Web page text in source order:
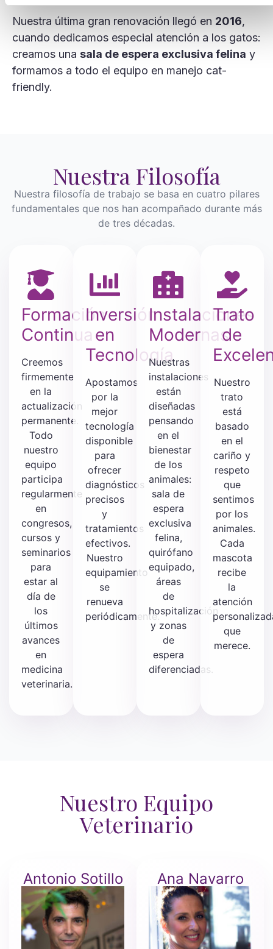
Nuestra última gran renovación llegó en 2016,
cuando dedicamos especial atención a los gatos:
creamos una sala de espera exclusiva felina y
formamos a todo el equipo en manejo cat-
friendly.
Nuestra Filosofía
Nuestra filosofía de trabajo se basa en cuatro pilares
fundamentales que nos han acompañado durante más
de tres décadas.
Formación
Continua
Creemos
firmemente
en la
actualización
permanente.
Todo
nuestro
equipo
participa
regularmente
en
congresos,
cursos y
seminarios
para
estar al
día de
los
últimos
avances
en
medicina
veterinaria.
Inversión
en
Tecnología
Apostamos
por la
mejor
tecnología
disponible
para
ofrecer
diagnósticos
precisos
y
tratamientos
efectivos.
Nuestro
equipamiento
se
renueva
periódicamente.
Instalaciones
Modernas
Nuestras
instalaciones
están
diseñadas
pensando
en el
bienestar
de los
animales:
sala de
espera
exclusiva
felina,
quirófano
equipado,
áreas
de
hospitalización
y zonas
de
espera
diferenciadas.
Trato
de
Nuestro
trato
está
basado
en el
cariño y
respeto
que
sentimos
por los
animales.
Cada
mascota
recibe
la
atención
que
merece.
Nuestro Equipo
Veterinario
Antonio Sotillo Ana Navarro